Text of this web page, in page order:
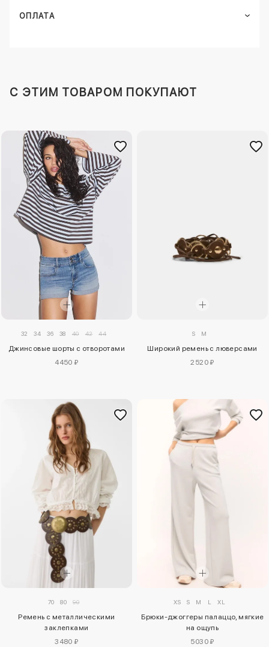
ОПЛАТА
C ЭТИМ ТОВАРОМ ПОКУПАЮТ
32 34 36 38 40 42 44
Джинсовые шорты с отворотами
4450 ₽
S M
Широкий ремень с люверсами
2520 ₽
70 80 90
Ремень с металлическими
заклепками
3480 ₽
XS S M L XL
Брюки-джоггеры палаццо, мягкие
на ощупь
5030 ₽